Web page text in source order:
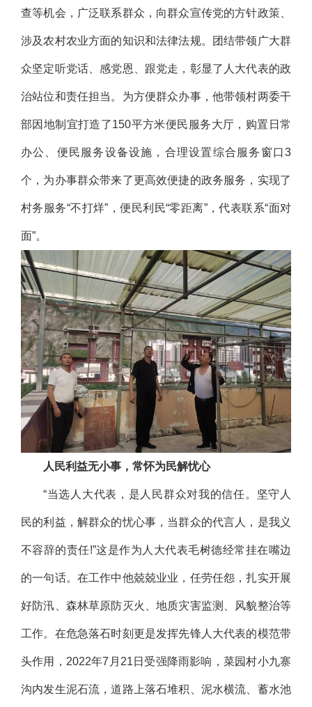
查等机会，广泛联系群众，向群众宣传党的方针政策、
涉及农村农业方面的知识和法律法规。团结带领广大群
众坚定听党话、感党恩、跟党走，彰显了人大代表的政
治站位和责任担当。为方便群众办事，他带领村两委干
部因地制宜打造了150平方米便民服务大厅，购置日常
办公、便民服务设备设施，合理设置综合服务窗口3
个，为办事群众带来了更高效便捷的政务服务，实现了
村务服务“不打烊”，便民利民“零距离”，代表联系“面对
面”。
人民利益无小事，常怀为民解忧心
“当选人大代表，是人民群众对我的信任。坚守人
民的利益，解群众的忧心事，当群众的代言人，是我义
不容辞的责任!”这是作为人大代表毛树德经常挂在嘴边
的一句话。在工作中他兢兢业业，任劳任怨，扎实开展
好防汛、森林草原防灭火、地质灾害监测、风貌整治等
工作。在危急落石时刻更是发挥先锋人大代表的模范带
头作用，2022年7月21日受强降雨影响，菜园村小九寨
沟内发生泥石流，道路上落石堆积、泥水横流、蓄水池